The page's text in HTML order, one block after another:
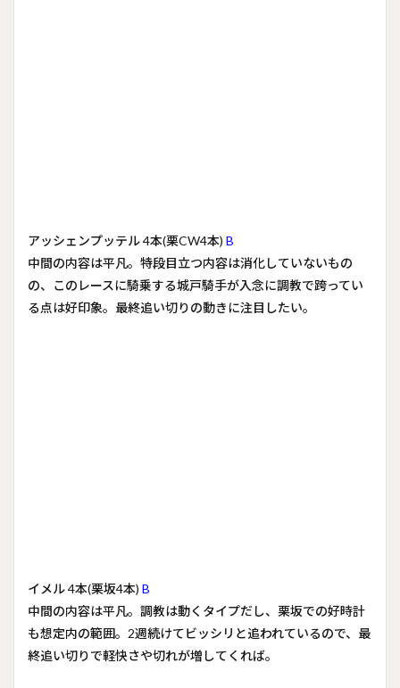
アッシェンプッテル 4本(栗CW4本) B
中間の内容は平凡。特段目立つ内容は消化していないもの
の、このレースに騎乗する城戸騎手が入念に調教で跨ってい
る点は好印象。最終追い切りの動きに注目したい。
イメル 4本(栗坂4本) B
中間の内容は平凡。調教は動くタイプだし、栗坂での好時計
も想定内の範囲。2週続けてビッシリと追われているので、最
終追い切りで軽快さや切れが増してくれば。